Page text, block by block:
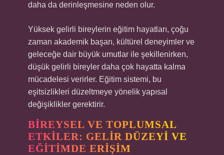
daha da derinleşmesine neden olur.
Yüksek gelirli bireylerin eğitim hayatları, çoğu
zaman akademik başarı, kültürel deneyimler ve
geleceğe dair büyük umutlar ile şekillenirken,
düşük gelirli bireyler daha çok hayatta kalma
mücadelesi verirler. Eğitim sistemi, bu
eşitsizlikleri düzeltmeye yönelik yapısal
değişiklikler gerektirir.
BIREYSEL VE TOPLUMSAL
ETKILER: GELIR DÜZEYI VE
EĞITIMDE ERIŞIM